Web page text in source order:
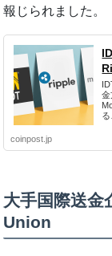
報じられました。
coinpost.jp
大手国際送
Union